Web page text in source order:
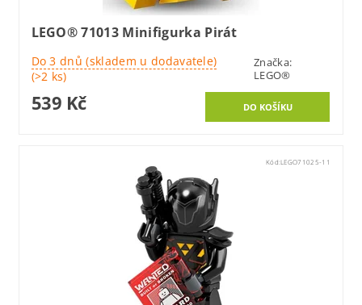
LEGO® 71013 Minifigurka Pirát
Do 3 dnů (skladem u dodavatele)
(>2 ks)
Značka:
LEGO®
539 Kč
Kód:LEGO71025-11